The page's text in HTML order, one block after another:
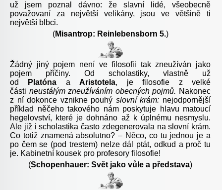
už jsem poznal dávno: že slavní lidé, všeobecně
považovaní za největší velikány, jsou ve většině ti
největší blbci.
(Misantrop: Reinlebensborn 5.)
Žádný jiný pojem není ve filosofii tak zneužíván jako
pojem příčiny. Od scholastiky, vlastně už
od
Platóna aAristotela, je filosofie z velké
části neustálým zneužíváním obecných pojmů. Nakonec
z ní dokonce vznikne pouhý slovní krám: nejodpornější
příklad něčeho takového nám poskytuje hlavu matoucí
hegelovství, které je dohnáno až k úplnému nesmyslu.
Ale již i scholastika často zdegenerovala na slovní krám.
Co totiž znamená absolutno? – Něco, co tu jednou je a
po čem se (pod trestem) nelze dál ptát, odkud a proč tu
je. Kabinetní kousek pro profesory filosofie!
(Schopenhauer: Svět jako vůle a představa)